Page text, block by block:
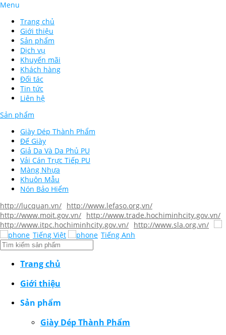
Menu
Trang chủ
Giới thiệu
Sản phẩm
Dịch vụ
Khuyến mãi
Khách hàng
Đối tác
Tin tức
Liên hệ
Sản phẩm
Giày Dép Thành Phẩm
Đế Giày
Giả Da Và Da Phủ PU
Vải Cán Trực Tiếp PU
Màng Nhựa
Khuôn Mẫu
Nón Bảo Hiểm
http://lucquan.vn/ http://www.lefaso.org.vn/
http://www.moit.gov.vn/ http://www.trade.hochiminhcity.gov.vn/
http://www.itpc.hochiminhcity.gov.vn/ http://www.sla.org.vn/
Tiếng Việt
Tiếng Anh
Trang chủ
Giới thiệu
Sản phẩm
Giày Dép Thành Phẩm